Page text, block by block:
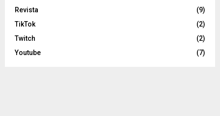
Revista
(9)
TikTok
(2)
Twitch
(2)
Youtube
(7)